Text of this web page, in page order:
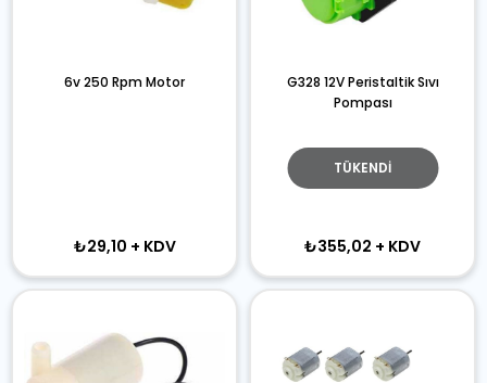
6v 250 Rpm Motor
₺29,10 + KDV
TÜKENDI
G328 12V Peristaltik Sıvı
Pompası
₺355,02 + KDV